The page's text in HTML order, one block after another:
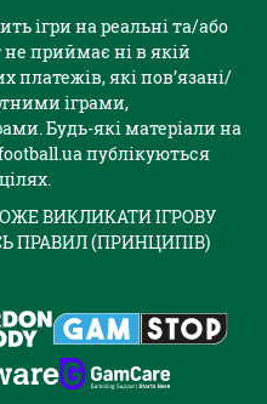
ігри на реальні та/або
не приймає ні в якій
платежів, які пов’язані/
іграми,
Будь-які матеріали на
публікуються
ВИКЛИКАТИ ІГРОВУ
ПРАВИЛ (ПРИНЦИПІВ)